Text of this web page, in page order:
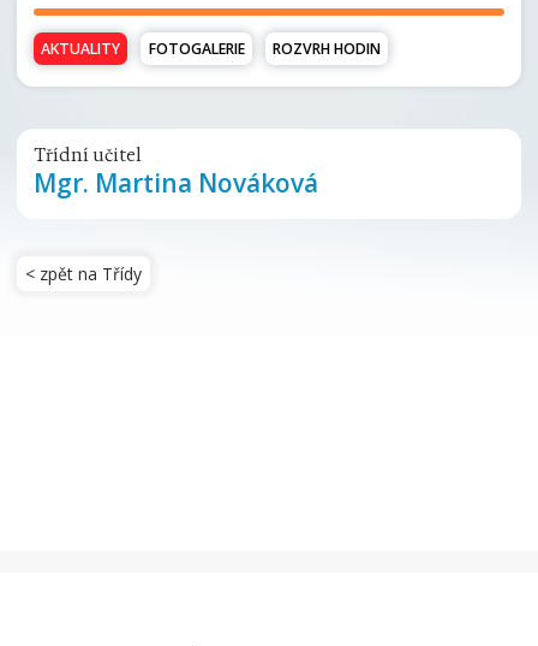
AKTUALITY FOTOGALERIE ROZVRH HODIN
Třídní učitel
Mgr. Martina Nováková
< zpět na Třídy